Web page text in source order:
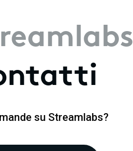
su Streamlabs?